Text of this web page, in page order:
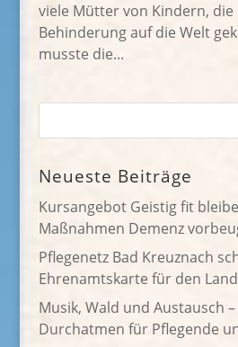
viele Mütter von Kindern,
Behinderung auf die Welt
musste die...
Neueste Beiträge
Kursangebot Geistig fit
Maßnahmen Demenz
Pflegenetz Bad Kreuznach
Ehrenamtskarte für den
Musik, Wald und Austausch
Durchatmen für Pflegende